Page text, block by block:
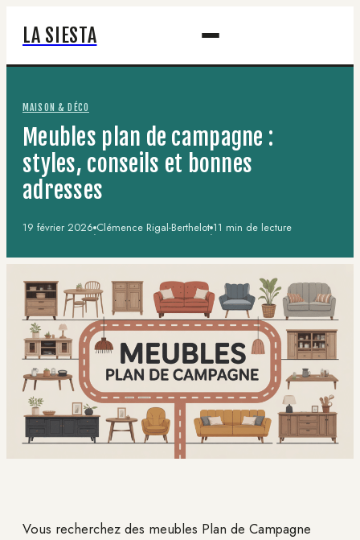
LA SIESTA
MAISON & DÉCO
Meubles plan de campagne :
styles, conseils et bonnes
adresses
19 février 2026·Clémence Rigal-Berthelot·11 min de lecture
Vous recherchez des meubles Plan de Campagne